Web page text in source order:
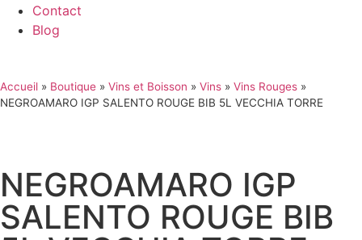
Contact
Blog
Accueil » Boutique » Vins et Boisson » Vins » Vins Rouges »
NEGROAMARO IGP SALENTO ROUGE BIB 5L VECCHIA TORRE
NEGROAMARO IGP
SALENTO ROUGE BIB